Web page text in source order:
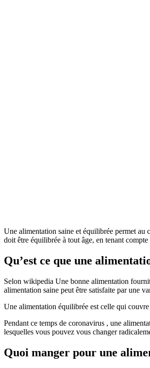
Une alimentation saine et équilibrée permet au
doit être équilibrée à tout âge, en tenant
Qu’est ce que une
Selon wikipedia Une bonne alimentation
alimentation saine peut être satisfaite par une
Une alimentation équilibrée est celle qui
Pendant ce temps de coronavirus , une
lesquelles vous pouvez vous changer
Quoi manger pour une